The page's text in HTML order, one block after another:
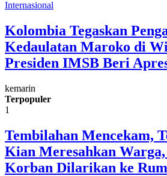
Internasional
Kolombia Tegaskan
Kedaulatan Maroko di
Presiden IMSB Beri
kemarin
Terpopuler
1
Tembilahan Mencekam,
Kian Meresahkan Warga,
Korban Dilarikan ke